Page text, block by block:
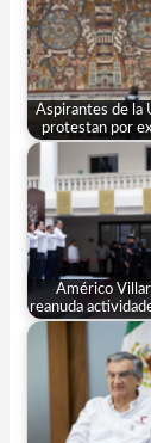
Aspirantes de la
protestan por
Américo
reanuda